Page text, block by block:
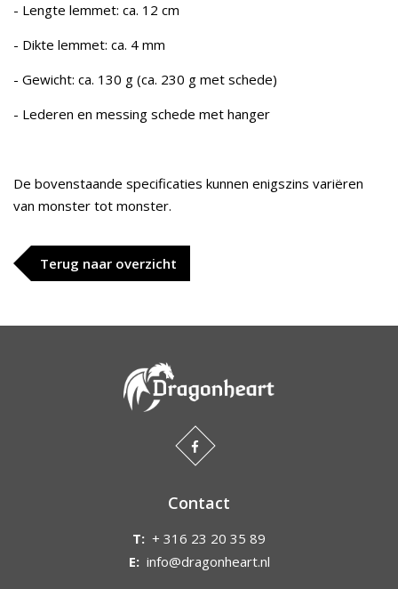
- Lengte lemmet: ca. 12 cm
- Dikte lemmet: ca. 4 mm
- Gewicht: ca. 130 g (ca. 230 g met schede)
- Lederen en messing schede met hanger
De bovenstaande specificaties kunnen enigszins variëren
van monster tot monster.
Terug naar overzicht
Contact
T: + 316 23 20 35 89
E: info@dragonheart.nl